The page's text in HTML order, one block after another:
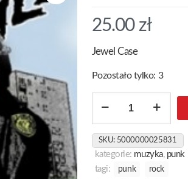
25.00 zł
Jewel Case
Pozostało tylko: 3
SKU: 5000000025831
kategorie: muzyka, punk
tagi:
punk rock